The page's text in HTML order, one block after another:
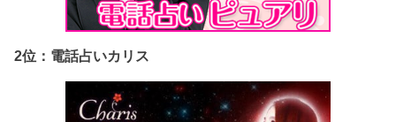
2位：電話占いカリス